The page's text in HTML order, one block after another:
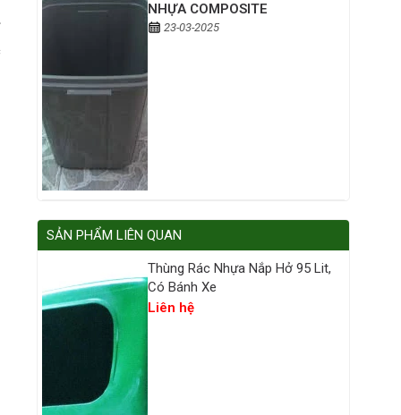
NHỰA COMPOSITE
23-03-2025
SẢN PHẨM LIÊN QUAN
Thùng Rác Nhựa Nắp Hở 95 Lit,
Có Bánh Xe
Liên hệ